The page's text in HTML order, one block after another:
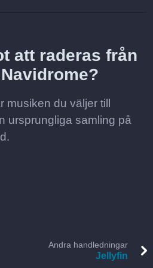
att raderas från
du väljer till
ursprungliga samling på
Andra handledningar
Jellyfin